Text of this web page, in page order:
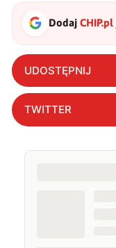
DodajCHIP.pl
UDOSTĘPNIJ
TWITTER